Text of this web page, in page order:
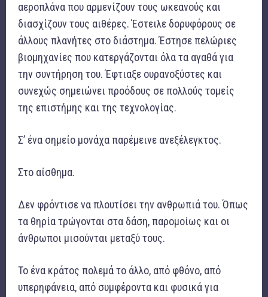
αεροπλάνα που αρμενίζουν τους ωκεανούς και
διασχίζουν τους αιθέρες. Έστειλε δορυφόρους σε
άλλους πλανήτες στο διάστημα. Έστησε πελώριες
βιομηχανίες που κατεργάζονται όλα τα αγαθά για
την συντήρηση του. Έφτιαξε ουρανοξύστες και
συνεχώς σημειώνει προόδους σε πολλούς τομείς
της επιστήμης και της τεχνολογίας.
Σ’ ένα σημείο μονάχα παρέμεινε ανεξέλεγκτος.
Στο αίσθημα.
Δεν φρόντισε να πλουτίσει την ανθρωπιά του. Όπως
τα θηρία τρώγονται στα δάση, παρομοίως και οι
άνθρωποι μισούνται μεταξύ τους.
Το ένα κράτος πολεμά το άλλο, από φθόνο, από
υπερηφάνεια, από συμφέροντα και φυσικά για